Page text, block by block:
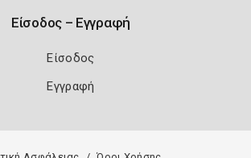
Είσοδος – Εγγραφή
Είσοδος
Εγγραφή